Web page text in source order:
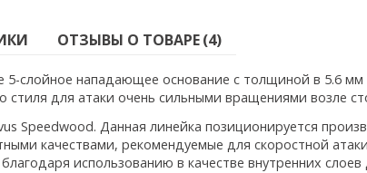
ОТЗЫВЫ О ТОВАРЕ (4)
5-слойное нападающее основание с толщиной в 5.6
стиля для атаки очень сильными вращениями возле
Speedwood. Данная линейка позиционируется
качествами, рекомендуемые для скоростной
использованию в качестве внутренних